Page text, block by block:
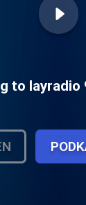
to layradio